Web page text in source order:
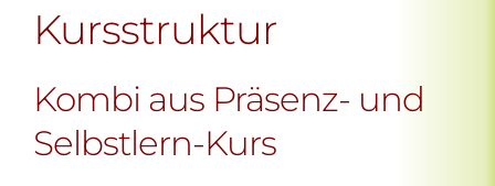
Kursstruktur
Kombi aus Präsenz- und
Selbstlern-Kurs